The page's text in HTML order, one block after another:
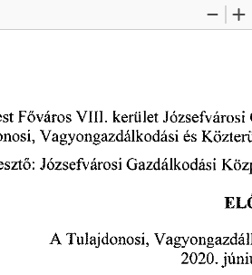
Zoom
Főváros VIII. kerület Józsefvárosi
Vagyongazdálkodási és
ő: Józsefvárosi Gazdálkodási
EL
A Tulajdonosi,
2020.